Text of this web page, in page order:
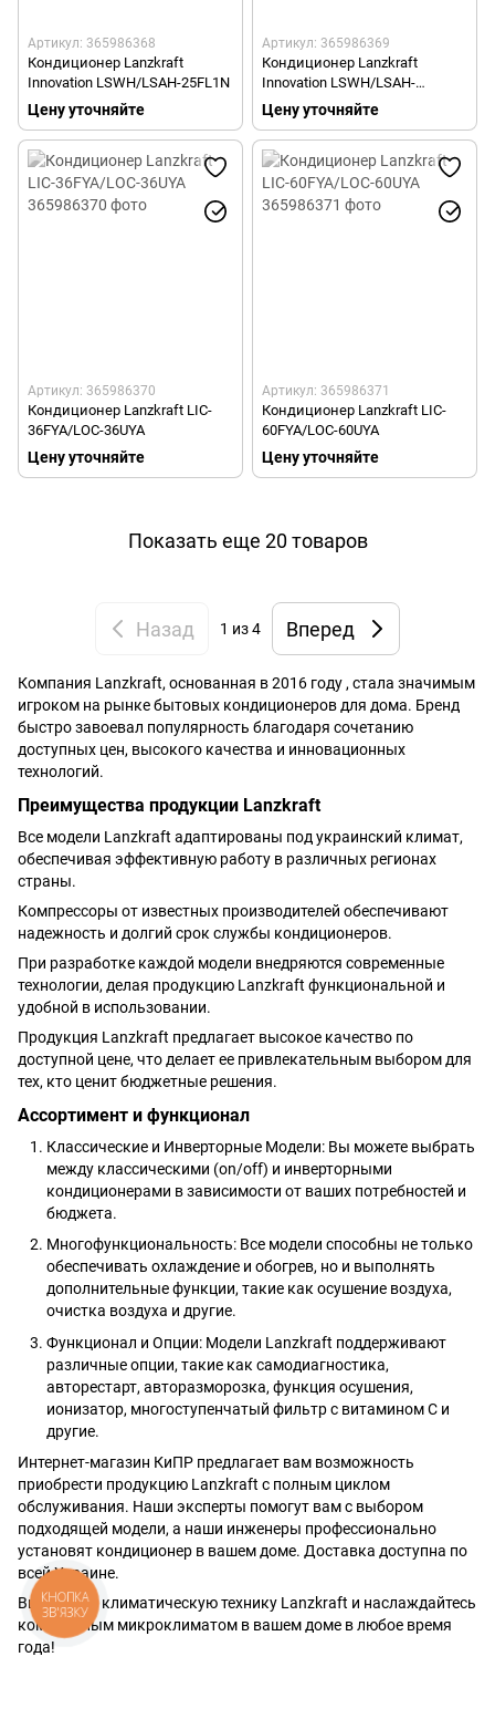
Артикул: 365986368
Кондиционер Lanzkraft
Innovation LSWH/LSAH-25FL1N
Цену уточняйте
Артикул: 365986369
Кондиционер Lanzkraft
Innovation LSWH/LSAH-
100AB1N
Цену уточняйте
Артикул: 365986370
Кондиционер Lanzkraft LIC-
36FYA/LOC-36UYA
Цену уточняйте
Артикул: 365986371
Кондиционер Lanzkraft LIC-
60FYA/LOC-60UYA
Цену уточняйте
Показать еще 20 товаров
Назад 1 из 4 Вперед
Компания Lanzkraft, основанная в 2016 году , стала значимым
игроком на рынке бытовых кондиционеров для дома. Бренд
быстро завоевал популярность благодаря сочетанию
доступных цен, высокого качества и инновационных
технологий.
Преимущества продукции Lanzkraft
Все модели Lanzkraft адаптированы под украинский климат,
обеспечивая эффективную работу в различных регионах
страны.
Компрессоры от известных производителей обеспечивают
надежность и долгий срок службы кондиционеров.
При разработке каждой модели внедряются современные
технологии, делая продукцию Lanzkraft функциональной и
удобной в использовании.
Продукция Lanzkraft предлагает высокое качество по
доступной цене, что делает ее привлекательным выбором для
тех, кто ценит бюджетные решения.
Ассортимент и функционал
Классические и Инверторные Модели: Вы можете выбрать
между классическими (on/off) и инверторными
кондиционерами в зависимости от ваших потребностей и
бюджета.
Многофункциональность: Все модели способны не только
обеспечивать охлаждение и обогрев, но и выполнять
дополнительные функции, такие как осушение воздуха,
очистка воздуха и другие.
Функционал и Опции: Модели Lanzkraft поддерживают
различные опции, такие как самодиагностика,
авторестарт, авторазморозка, функция осушения,
ионизатор, многоступенчатый фильтр с витамином C и
другие.
Интернет-магазин КиПР предлагает вам возможность
приобрести продукцию Lanzkraft с полным циклом
обслуживания. Наши эксперты помогут вам с выбором
подходящей модели, а наши инженеры профессионально
установят кондиционер в вашем доме. Доставка доступна по
всей Украине.
Выбирайте климатическую технику Lanzkraft и наслаждайтесь
комфортным микроклиматом в вашем доме в любое время
года!
КНОПКА
ЗВ'ЯЗКУ